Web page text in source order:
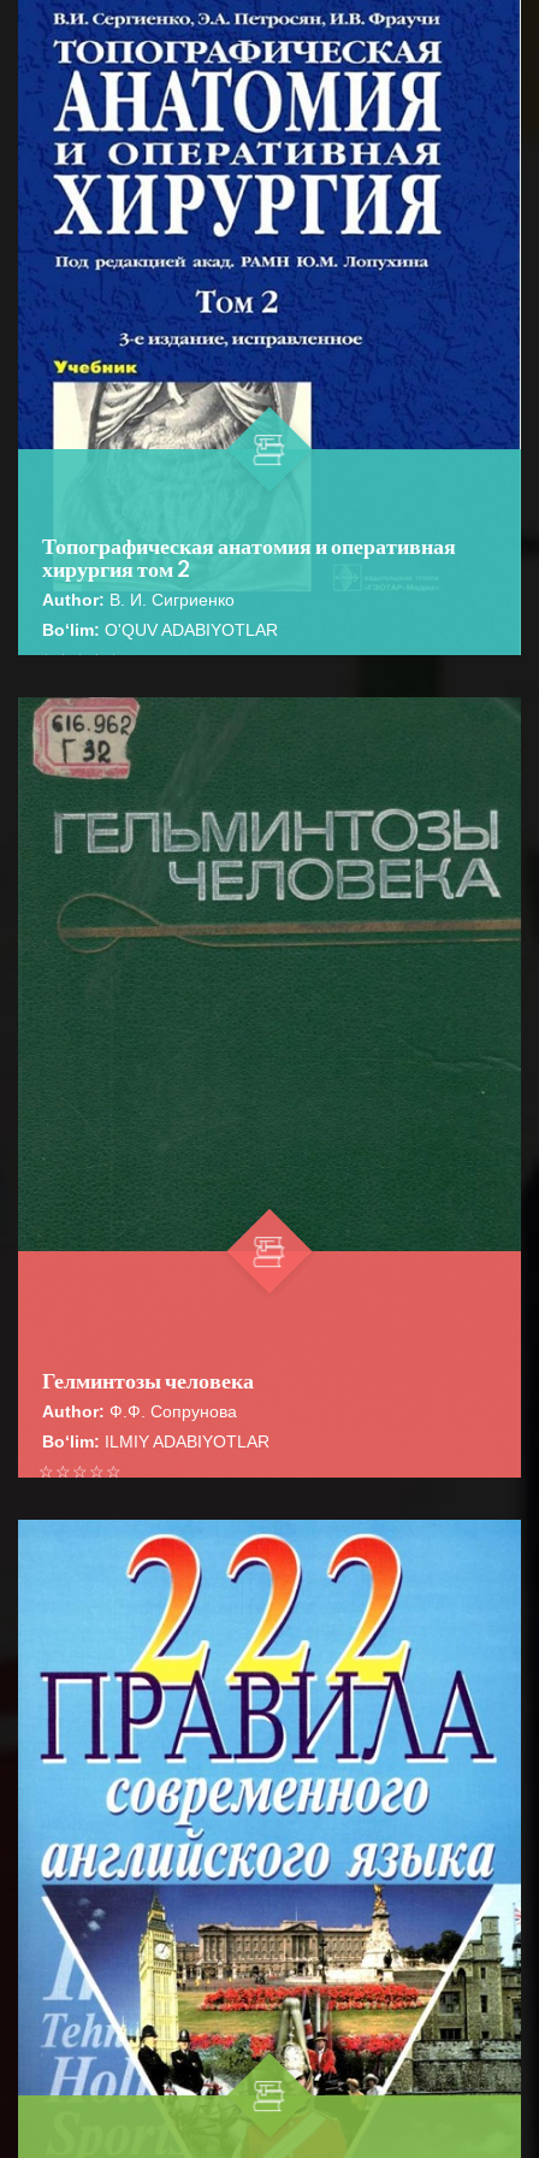
и профилактики меланомы...
Топографическая анатомия и оперативная
хирургия том 2
Author: В. И. Сигриенко
Bo‘lim: O'QUV ADABIYOTLAR
☆
☆
☆
☆
☆
В учебнике представлены основные сведения по
топографической анатомии человеческого организма
и оперативной хирургии. ...
BATAFSIL...
Гелминтозы человека
Author: Ф.Ф. Сопрунова
Bo‘lim: ILMIY ADABIYOTLAR
☆
☆
☆
☆
☆
В монографии освещены вопросы медицинской
гельминтологии, обще» эпидемиологии,
сероэпидемиолопш и лабораторной диагности...
BATAFSIL...